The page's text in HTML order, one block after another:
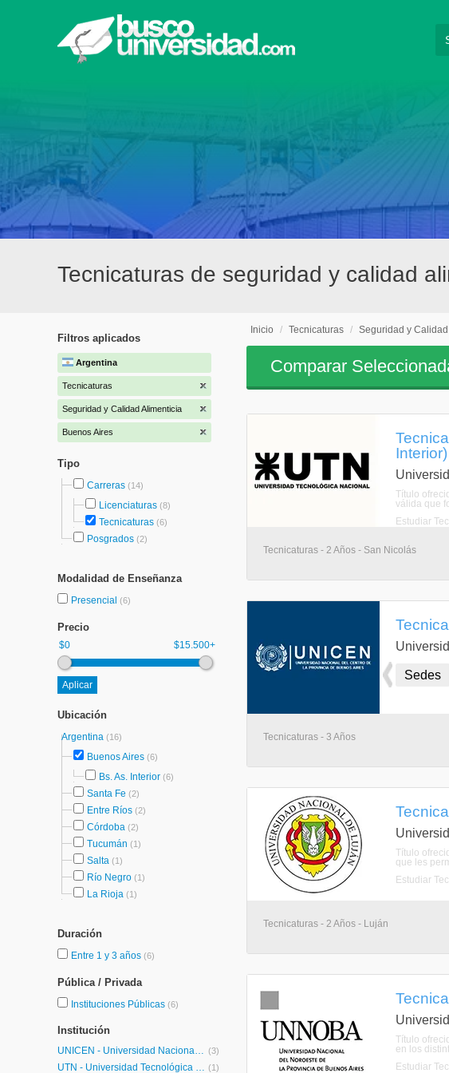
Tecnicaturas de seguridad y calidad
Filtros aplicados
Argentina
Tecnicaturas
Seguridad y Calidad Alimenticia
Buenos Aires
Tipo
Carreras (14)
Licenciaturas (8)
Tecnicaturas (6)
Posgrados (2)
Modalidad de Enseñanza
Presencial (6)
Precio
$0 $15.500+
Ubicación
Argentina (16)
Buenos Aires (6)
Bs. As. Interior (6)
Santa Fe (2)
Entre Ríos (2)
Córdoba (2)
Tucumán (1)
Salta (1)
Río Negro (1)
La Rioja (1)
Duración
Entre 1 y 3 años (6)
Pública / Privada
Instituciones Públicas (6)
Institución
UNICEN - Universidad Nacional del Centro de la Provincia de Buenos Aires (3)
UTN - Universidad Tecnológica Nacional (1)
Inicio / Tecnicaturas / Seguridad y
Comparar
Interior)
Título
válida que
Estudiar
Tecnicaturas - 2 Años - San Nicolás
Sedes
Tecnicaturas - 3 Años
Título
que les
Estudiar
Tecnicaturas - 2 Años - Luján
Título
en los
Estudiar